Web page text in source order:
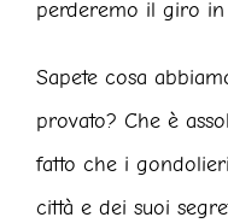
perderemo il giro in
Sapete cosa
provato? Che è
fatto che i
città e dei suoi